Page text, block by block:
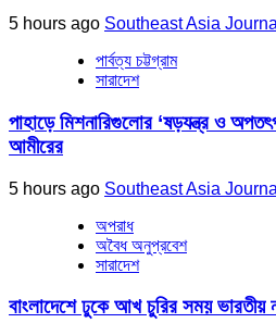
5 hours ago Southeast Asia Journal
পার্বত্য চট্টগ্রাম
সারাদেশ
পাহাড়ে মিশনারিগুলোর ‘ষড়যন্ত্র ও
আমীরের
5 hours ago Southeast Asia Journal
অপরাধ
অবৈধ অনুপ্রবেশ
সারাদেশ
বাংলাদেশে ঢুকে আখ চুরির সময়